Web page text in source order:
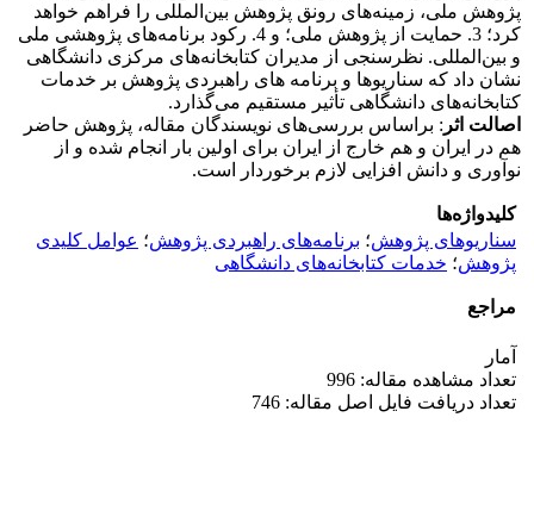
پژوهش ملی، زمینه‌های رونق پژوهش بین‌المللی را فراهم خواهد
کرد؛ 3. حمایت از پژوهش ملی؛ و 4. رکود برنامه‌های پژوهشی ملی
و بین‌المللی. نظرسنجی از مدیران کتابخانه‌های مرکزی دانشگاهی
نشان داد که سناریوها و برنامه های راهبردی پژوهش بر خدمات
کتابخانه‌های دانشگاهی تأثیر مستقیم می‌گذارد.
اصالت اثر : براساس بررسی‌های نویسندگان مقاله، پژوهش حاضر
هم در ایران و هم خارج از ایران برای اولین بار انجام شده و از
نوآوری و دانش افزایی لازم برخوردار است.
کلیدواژه‌ها
سناریوهای پژوهش؛ برنامه‌های راهبردی پژوهش؛ عوامل کلیدی
پژوهش؛ خدمات کتابخانه‌های دانشگاهی
مراجع
آمار
تعداد مشاهده مقاله: 996
تعداد دریافت فایل اصل مقاله: 746